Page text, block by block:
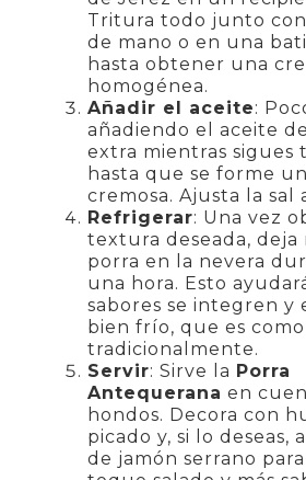
Tritura todo junto
de mano o en una
hasta obtener una
homogénea.
Añadir el aceite:
añadiendo el aceite
extra mientras sigues
hasta que se forme
cremosa. Ajusta la sal
Refrigerar: Una vez
textura deseada, deja
porra en la nevera
una hora. Esto
sabores se integren y
bien frío, que es como
tradicionalmente.
Servir: Sirve la Porra
Antequerana en
hondos. Decora con
picado y, si lo deseas,
de jamón serrano